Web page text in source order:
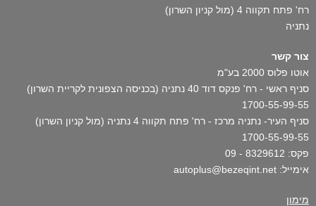
רח' פתח תקווה 4 (מול קניון השרון)
נתניה
צור קשר
אוטו פלוס 2000 בע"מ
סניף ראשי - רח' פנקס דוד 40 נתניה (בכניסה הצפונית לקריית השרון)
1700-55-99-55
סניף העיר- נתניה מרכז - רח' פתח תקווה 4 נתניה (מול קניון השרון)
1700-55-99-55
פקס: 8329612 - 09
אימייל: autoplus@bezeqint.net
מימון